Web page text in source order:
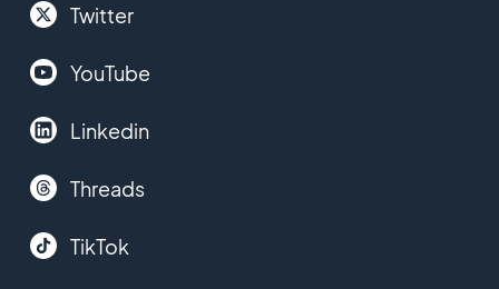
Twitter
YouTube
Linkedin
Threads
TikTok